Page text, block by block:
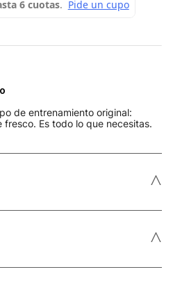
de entrenamiento original:
Es todo lo que necesitas.
˄
˄